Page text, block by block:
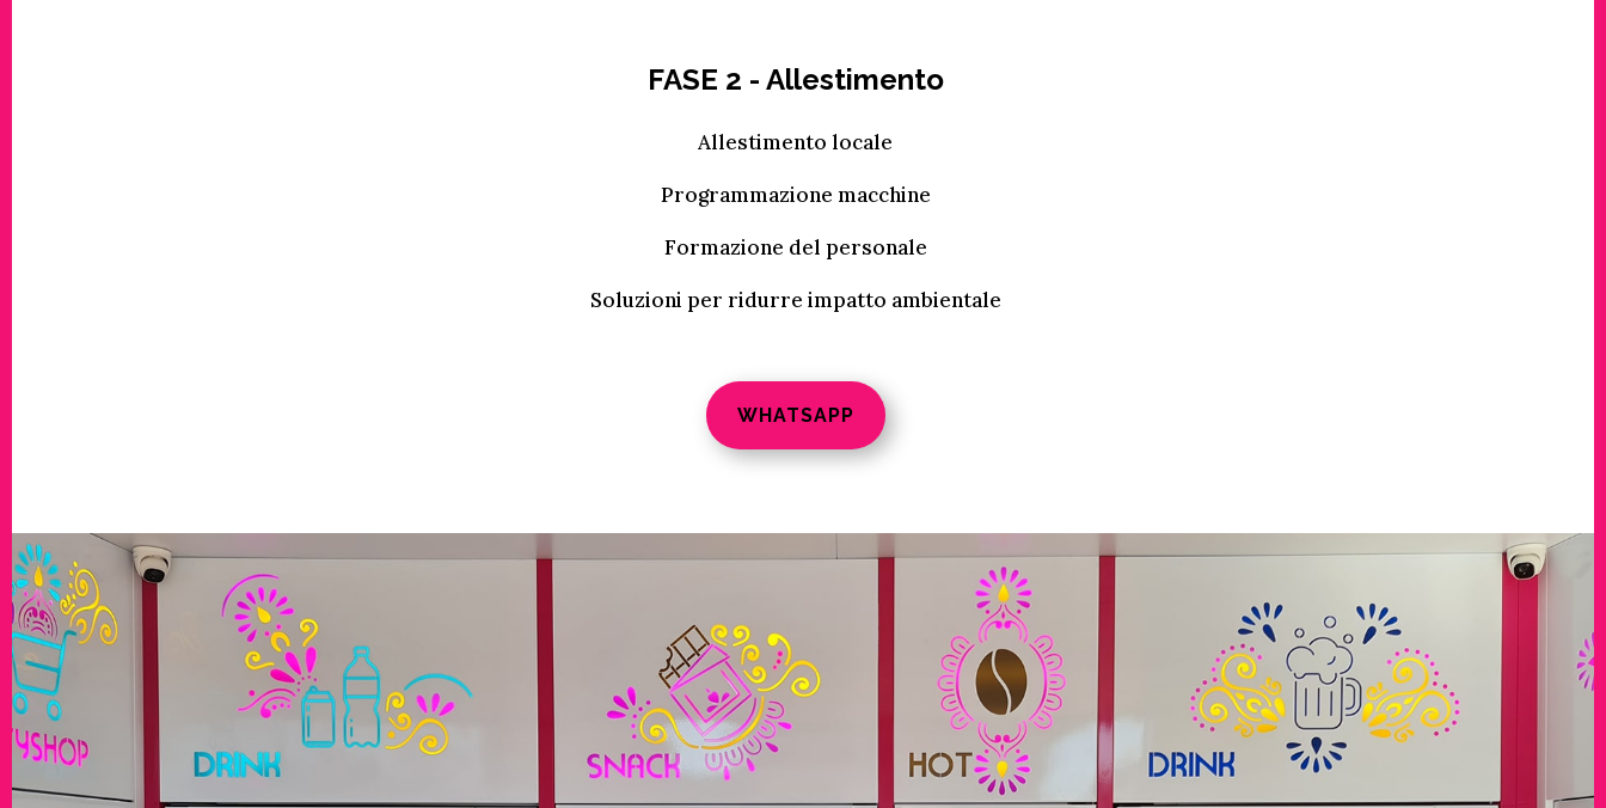
FASE 2 - Allestimento
Allestimento locale
Programmazione macchine
Formazione del personale
Soluzioni per ridurre impatto ambientale
WHATSAPP